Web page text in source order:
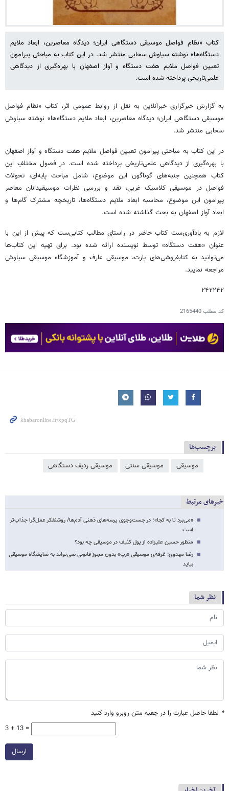
کتاب «نظام فواصل موسیقی دستگاهی ایران؛ دیدگاه معاصرین، ابعاد ملایم
دستگاه‌ها» نوشته سیاوش سحابی منتشر شد. در این کتاب به مباحثی پیرامون
تعیین فواصل ملایم هفت دستگاه و آواز اصفهان با بهره‌گیری‌ از دیدگاهی
علمی‌تاریخی پرداخته شده است.
به گزارش خبرگزاری خبرآنلاین به نقل از روابط عمومی اثر، کتاب «نظام فواصل
موسیقی دستگاهی ایران؛ دیدگاه معاصرین، ابعاد ملایم دستگاه‌ها» نوشته سیاوش
سحابی منتشر شد.
در این کتاب به مباحثی پیرامون تعیین فواصل ملایم هفت دستگاه و آواز اصفهان
با بهره‌گیری‌ از دیدگاهی علمی‌تاریخی پرداخته شده است. در فصول مختلفِ این
کتاب همچنین جنبه‌های گوناگون این موضوع، شامل مباحث پایه‌ای، تحولات
فواصل در موسیقی کلاسیک غربی، نقد و بررسی نظرات موسیقیدانان معاصر
پیرامون این موضوع، محاسبه ابعاد ملایم دستگاه‌ها، تاریخچه‌ مشترک گام‌ها و
ابعاد آواز اصفهان به بحث گذاشته شده است.
لازم به یادآوری‌ست کتاب حاضر در راستای مطالب کتابی‌ست که پیش‌ از این با
عنوان «هفت دستگاه» توسط نویسنده ارائه شده بود. برای تهیه این کتاب‌ها
می‌توانید به کتابفروشی‌های پارت، موسیقی عارف و آموزشگاه موسیقی سیاوش
مراجعه نمایید.
۲۴۲۲۴۲
کد مطلب2165440
برچسب‌ها
موسیقی موسیقی سنتی موسیقی ردیف دستگاهی
خبرهای مرتبط
«می‌برد تا به کجا»؛ در جست‌وجوی پرسه‌های ذهنی آدم‌ها/ روشنفکر عمل‌گرا جذاب‌تر
است
منظور حسین علیزاده از پول‌ کثیف در موسیقی چه بود؟
رضا مهدوی: غرفه‌ی موسیقی «رپ» بدون مجوز قانونی نمی‌تواند به نمایشگاه موسیقی
بیاید
نظر شما
* لطفا حاصل عبارت را در جعبه متن روبرو وارد کنید
3 + 13 =
ارسال